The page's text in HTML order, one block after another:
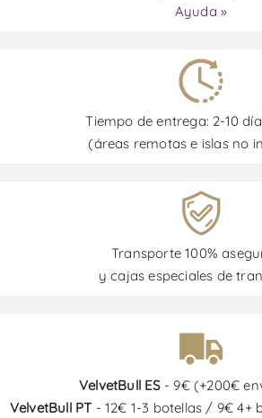
Ayuda »
Tiempo de entrega: 2-10
(áreas remotas e islas no
Transporte 100%
y cajas especiales de
VelvetBull ES- 9€ (+200€
VelvetBull PT - 12€ 1-3 botellas / 9€ 4+